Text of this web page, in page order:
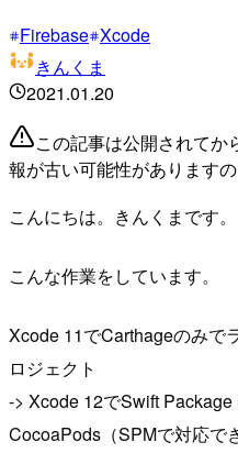
Firebase Xcode
きんくま
2021.01.20
この記事は公開されて
報が古い可能性があります
こんにちは。きんくまです。
こんな作業をしています。
Xcode 11でCarthageのみで
ロジェクト
-> Xcode 12でSwift
CocoaPods（SPMで対応で